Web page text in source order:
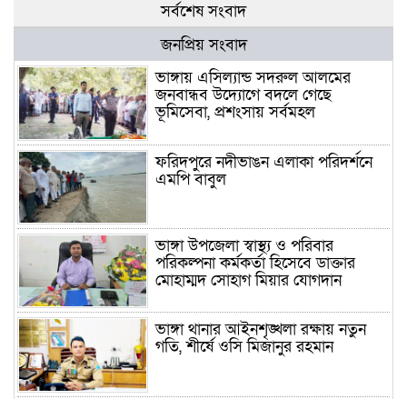
সর্বশেষ সংবাদ
জনপ্রিয় সংবাদ
ভাঙ্গায় এসিল্যান্ড সদরুল আলমের
জনবান্ধব উদ্যোগে বদলে গেছে
ভূমিসেবা, প্রশংসায় সর্বমহল
ফরিদপুরে নদীভাঙন এলাকা পরিদর্শনে
এমপি বাবুল
ভাঙ্গা উপজেলা স্বাস্থ্য ও পরিবার
পরিকল্পনা কর্মকর্তা হিসেবে ডাক্তার
মোহাম্মদ সোহাগ মিয়ার যোগদান
ভাঙ্গা থানার আইনশৃঙ্খলা রক্ষায় নতুন
গতি, শীর্ষে ওসি মিজানুর রহমান